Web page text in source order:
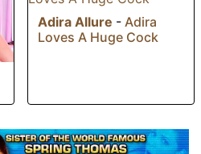
Adira Allure - Adira
Loves A Huge Cock